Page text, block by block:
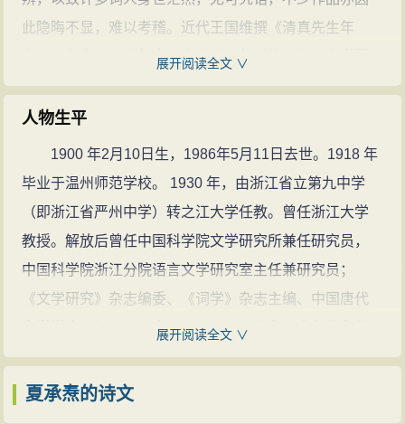
此隐晦不显，难以考稽。近代王国维撰《清真先生年
表》，为考订词人行实导夫先路。但系统开创词人谱牒
之学，奠定现代词学之科学基石，实从夏先生开始。早
在30岁前后，夏先生即专心致力于词人研究，他旁搜远
绍，精心考辨，匡谬决疑，积年累月而成《唐宋词人年
谱》十种十二家，由此唐宋词人生平事迹若绳贯珠联，
清晰可辨，信实可靠，部分难解作品亦得到妥贴的诠
释。十种年谱问世以后，在学术界引起极大反响。赵百
辛先生盛赞“十种并行，可代一部词史”；唐圭璋先生则誉
之为“空前之作”；日本学者清水茂教授撰文指出：“今日研
除词人年谱外，夏先生在词学研究领域进行了多方
丛》、《月轮山词论集》、《姜白石词编年笺校》、
展开阅读全文 ∨
人物生平
1900 年2月10日生，1986年5月11日去世。1918 年
毕业于温州师范学校。 1930 年，由浙江省立第九中学
（即浙江省严州中学）转之江大学任教。曾任浙江大学
教授。解放后曾任中国科学院文学研究所兼任研究员，
中国科学院浙江分院语言文学研究室主任兼研究员；
《文学研究》杂志编委、《词学》杂志主编、中国唐代
文学学会顾问。1986年5月11日，夏承焘因病在北京逝
世。他曾任浙江省政协常委、中国作家协会理事。夏承
焘先生作为杰出的词学家，既是传统词学的总结者，亦
展开阅读全文 ∨
夏承焘的诗文